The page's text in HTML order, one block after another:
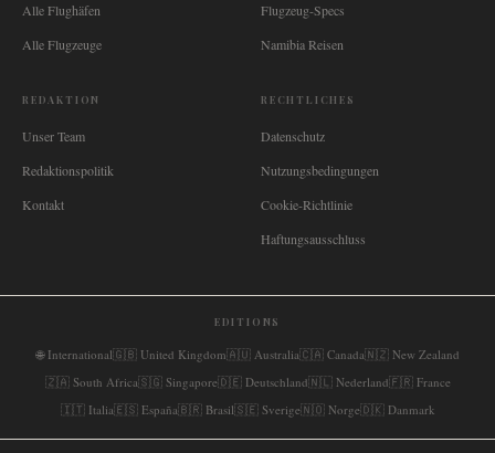
Alle Flughäfen
Alle Flugzeuge
Flugzeug-Specs
Namibia Reisen
REDAKTION
Unser Team
Redaktionspolitik
Kontakt
RECHTLICHES
Datenschutz
Nutzungsbedingungen
Cookie-Richtlinie
Haftungsausschluss
EDITIONS
🌐 International🇬🇧 United Kingdom🇦🇺 Australia🇨🇦 Canada🇳🇿 New Zealand
🇿🇦 South Africa🇸🇬 Singapore🇩🇪 Deutschland🇳🇱 Nederland🇫🇷 France
🇮🇹 Italia🇪🇸 España🇧🇷 Brasil🇸🇪 Sverige🇳🇴 Norge🇩🇰 Danmark